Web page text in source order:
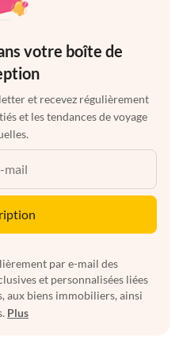
votre boîte de
et recevez régulièrement
et les tendances de voyage
par e-mail des
et personnalisées liées
aux biens immobiliers, ainsi
Plus